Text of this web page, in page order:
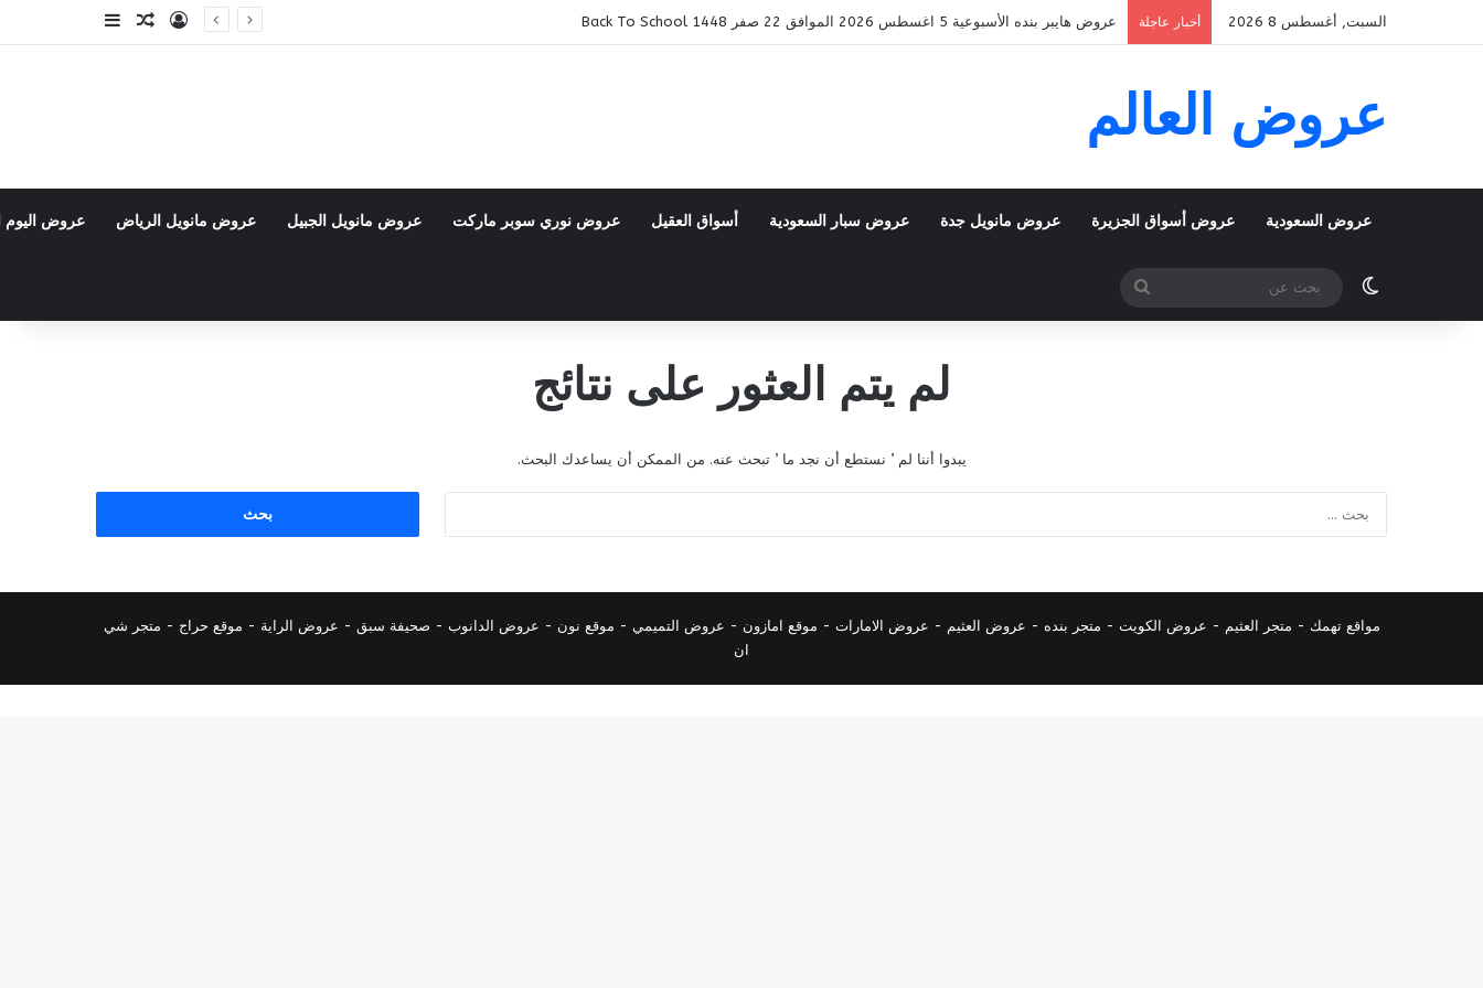
السبت, أغسطس 8 2026 أخبار عاجلة عروض هايبر بنده الأسبوعية 5 اغسطس 2026 الموافق 22 صفر 1448 Back To School تسجيل الدخول
مقال عشوائي
إضافة عمود
عروض العالم
عروض السعودية عروض أسواق الجزيرة عروض مانويل جدة عروض سبار السعودية أسواق العقيل عروض نوري سوبر ماركت عروض مانويل الجبيل عروض مانويل الرياض عروض اليوم
الوضع المظلم
بحث
عن
لم يتم العثور على نتائج
يبدوا أننا لم ’ نستطع أن نجد ما ’ تبحث عنه. من الممكن أن يساعدك البحث.
مواقع تهمك - متجر العثيم - عروض الكويت - متجر بنده - عروض العثيم - عروض الامارات - موقع امازون - عروض التميمي - موقع نون - عروض الدانوب - صحيفة سبق - عروض الراية - موقع حراج - متجر شي
ان